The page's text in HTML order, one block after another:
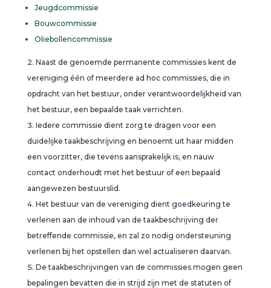
Jeugdcommissie
Bouwcommissie
Oliebollencommissie
Naast de genoemde permanente commissies kent de
vereniging één of meerdere ad hoc commissies, die in
opdracht van het bestuur, onder verantwoordelijkheid van
het bestuur, een bepaalde taak verrichten.
Iedere commissie dient zorg te dragen voor een
duidelijke taakbeschrijving en benoemt uit haar midden
een voorzitter, die tevens aansprakelijk is, en nauw
contact onderhoudt met het bestuur of een bepaald
aangewezen bestuurslid.
Het bestuur van de vereniging dient goedkeuring te
verlenen aan de inhoud van de taakbeschrijving der
betreffende commissie, en zal zo nodig ondersteuning
verlenen bij het opstellen dan wel actualiseren daarvan.
De taakbeschrijvingen van de commissies mogen geen
bepalingen bevatten die in strijd zijn met de statuten of